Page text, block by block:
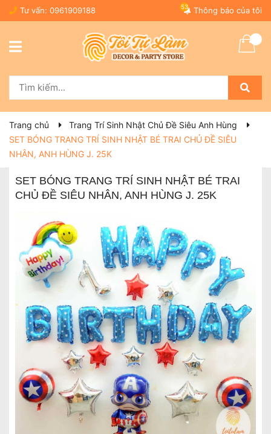
Tư vấn: 0961909188 Thông báo của tôi
53
Trang chủ
Trang Trí Sinh Nhật Chủ Đề Siêu Anh Hùng
SET BÓNG TRANG TRÍ SINH NHẬT BÉ TRAI CHỦ ĐỀ SIÊU
NHÂN, ANH HÙNG J. 25K
SET BÓNG TRANG TRÍ SINH NHẬT BÉ TRAI
CHỦ ĐỀ SIÊU NHÂN, ANH HÙNG J. 25K